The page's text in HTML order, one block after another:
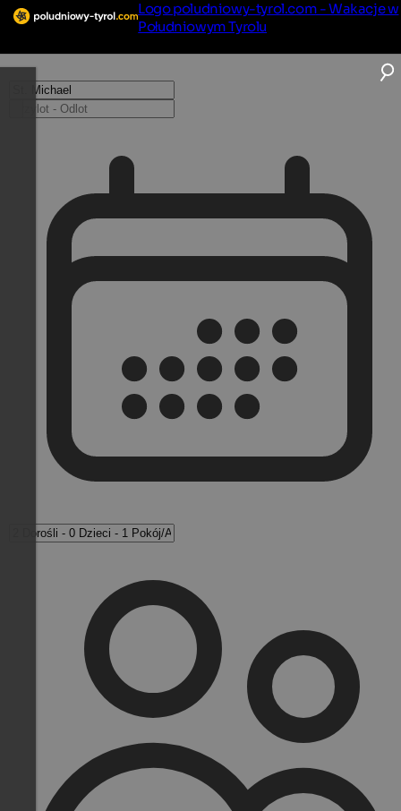
Logo poludniowy-tyrol.com - Wakacje w
Południowym Tyrolu